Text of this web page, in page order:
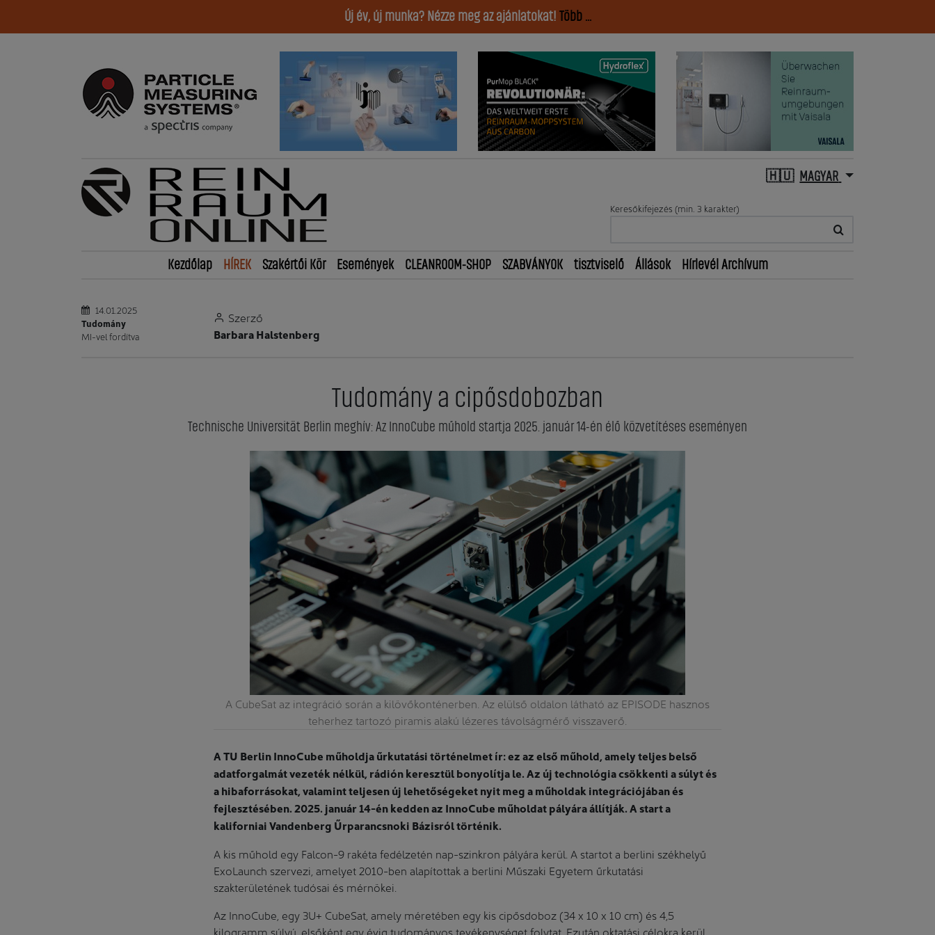
Új év, új munka? Nézze meg az ajánlatokat! Több ...
MAGYAR
Keresőkifejezés (min. 3 karakter)
Kezdőlap HÍREK Szakértői Kör Események CLEANROOM-SHOP SZABVÁNYOK tisztviselő Állások Hírlevél Archívum
14.01.2025
Tudomány
MI-vel fordítva
Szerző
Barbara Halstenberg
Tudomány a cipősdobozban
Technische Universität Berlin meghív: Az InnoCube műhold startja 2025. január 14-én élő közvetítéses eseményen
A CubeSat az integráció során a kilövőkonténerben. Az elülső oldalon látható az EPISODE hasznos
teherhez tartozó piramis alakú lézeres távolságmérő visszaverő.
A TU Berlin InnoCube műholdja űrkutatási történelmet ír: ez az első műhold, amely teljes belső
adatforgalmát vezeték nélkül, rádión keresztül bonyolítja le. Az új technológia csökkenti a súlyt és
a hibaforrásokat, valamint teljesen új lehetőségeket nyit meg a műholdak integrációjában és
fejlesztésében. 2025. január 14-én kedden az InnoCube műholdat pályára állítják. A start a
kaliforniai Vandenberg Űrparancsnoki Bázisról történik.
A kis műhold egy Falcon-9 rakéta fedélzetén nap-szinkron pályára kerül. A startot a berlini székhelyű
ExoLaunch szervezi, amelyet 2010-ben alapítottak a berlini Műszaki Egyetem űrkutatási
szakterületének tudósai és mérnökei.
Az InnoCube, egy 3U+ CubeSat, amely méretében egy kis cipősdoboz (34 x 10 x 10 cm) és 4,5
kilogramm súlyú, elsőként egy évig tudományos tevékenységet folytat. Ezután oktatási célokra kerül